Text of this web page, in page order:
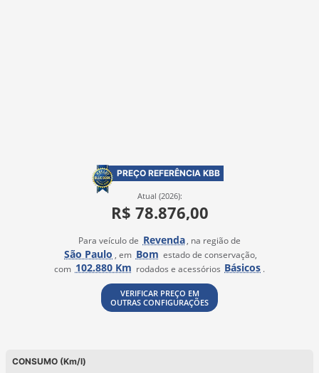
PREÇO REFERÊNCIA KBB
Atual (2026):
R$ 78.876,00
Para veículo de Revenda , na região de
São Paulo , em Bom estado de conservação,
com 102.880 Km rodados e acessórios Básicos .
VERIFICAR PREÇO EM
OUTRAS CONFIGURAÇÕES
CONSUMO (Km/l)